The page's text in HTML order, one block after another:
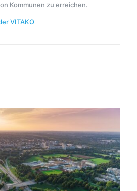
Kommunen zu erreichen.
VITAKO